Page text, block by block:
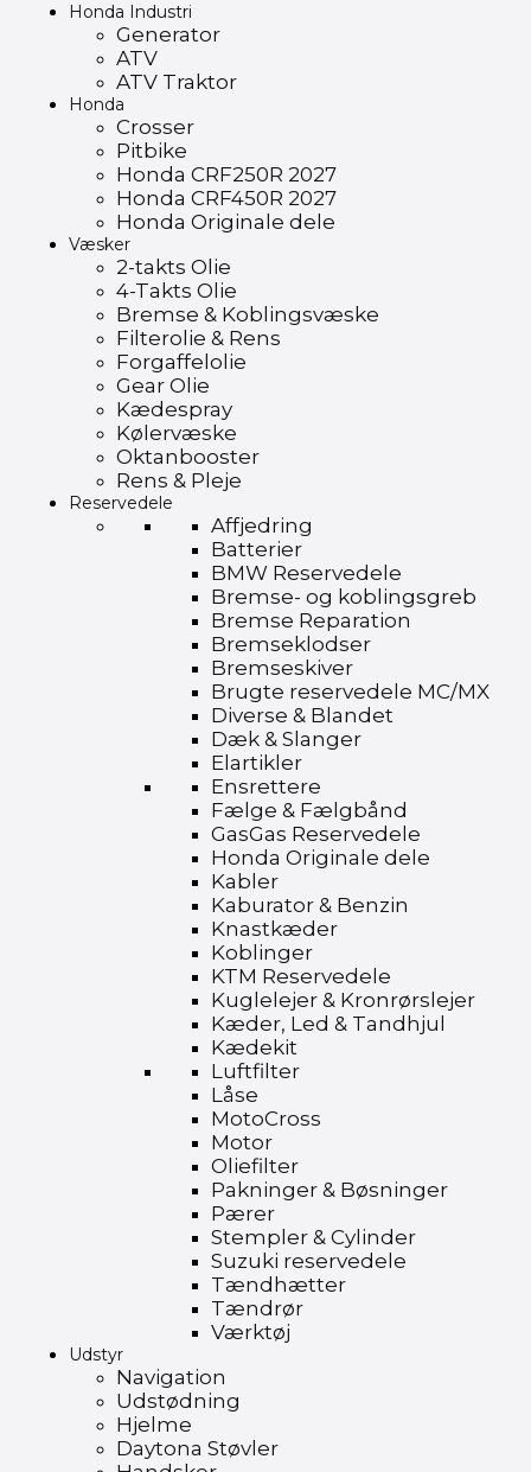
Honda Industri
Generator
ATV
ATV Traktor
Honda
Crosser
Pitbike
Honda CRF250R 2027
Honda CRF450R 2027
Honda Originale dele
Væsker
2-takts Olie
4-Takts Olie
Bremse & Koblingsvæske
Filterolie & Rens
Forgaffelolie
Gear Olie
Kædespray
Kølervæske
Oktanbooster
Rens & Pleje
Reservedele
Affjedring
Batterier
BMW Reservedele
Bremse- og koblingsgreb
Bremse Reparation
Bremseklodser
Bremseskiver
Brugte reservedele MC/MX
Diverse & Blandet
Dæk & Slanger
Elartikler
Ensrettere
Fælge & Fælgbånd
GasGas Reservedele
Honda Originale dele
Kabler
Kaburator & Benzin
Knastkæder
Koblinger
KTM Reservedele
Kuglelejer & Kronrørslejer
Kæder, Led & Tandhjul
Kædekit
Luftfilter
Låse
MotoCross
Motor
Oliefilter
Pakninger & Bøsninger
Pærer
Stempler & Cylinder
Suzuki reservedele
Tændhætter
Tændrør
Værktøj
Udstyr
Navigation
Udstødning
Hjelme
Daytona Støvler